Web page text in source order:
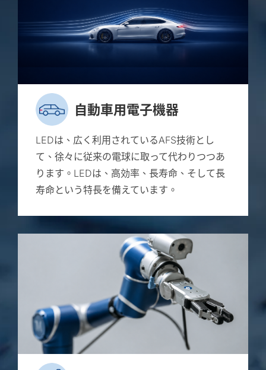
自動車用電子機器
LEDは、広く利用されているAFS技術とし
て、徐々に従来の電球に取って代わりつつあ
ります。LEDは、高効率、長寿命、そして長
寿命という特長を備えています。